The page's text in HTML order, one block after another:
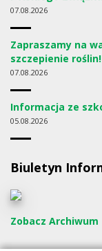
07 08.2026
Zapraszamy na
szczepienie roślin!
07 08.2026
Informacja ze
05 08.2026
Biuletyn
Zobacz Archiwum